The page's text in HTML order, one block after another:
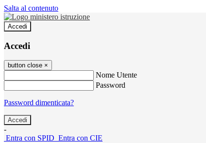
Salta al contenuto
Accedi
Accedi
button close ×
Nome Utente
Password
Password dimenticata?
-
Entra con SPID Entra con CIE